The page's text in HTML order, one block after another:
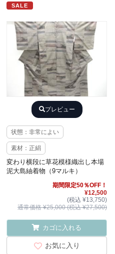
SALE
プレビュー
状態：非常によい
素材：正絹
変わり横段に草花模様織出し本場
泥大島紬着物（9マルキ）
期間限定50％OFF！
¥12,500
(税込 ¥13,750)
通常価格 ¥25,000 (税込 ¥27,500)
カゴに入れる
お気に入り